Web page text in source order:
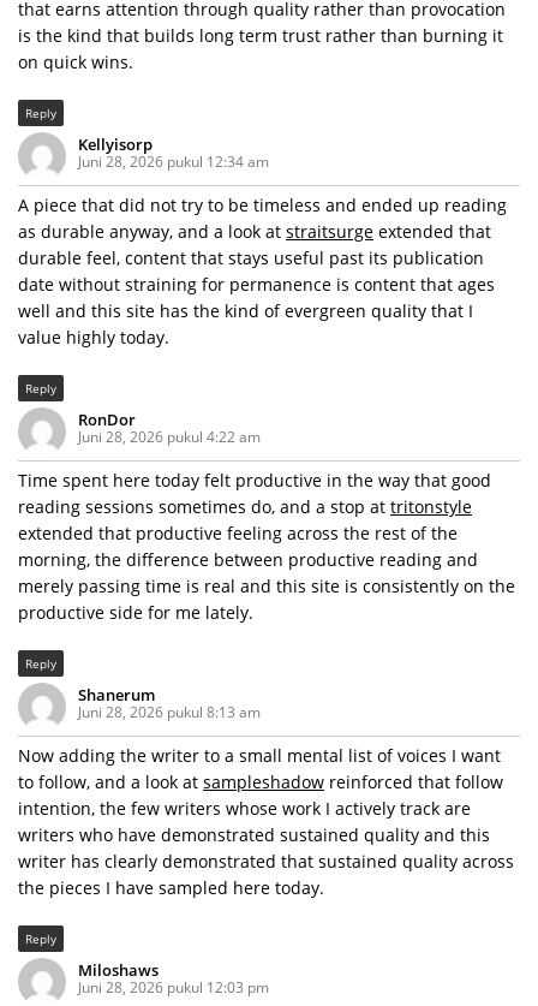
that earns attention through quality rather than provocation
is the kind that builds long term trust rather than burning it
on quick wins.
Reply
Kellyisorp
Juni 28, 2026 pukul 12:34 am
A piece that did not try to be timeless and ended up reading
as durable anyway, and a look at straitsurge extended that
durable feel, content that stays useful past its publication
date without straining for permanence is content that ages
well and this site has the kind of evergreen quality that I
value highly today.
Reply
RonDor
Juni 28, 2026 pukul 4:22 am
Time spent here today felt productive in the way that good
reading sessions sometimes do, and a stop at tritonstyle
extended that productive feeling across the rest of the
morning, the difference between productive reading and
merely passing time is real and this site is consistently on the
productive side for me lately.
Reply
Shanerum
Juni 28, 2026 pukul 8:13 am
Now adding the writer to a small mental list of voices I want
to follow, and a look at sampleshadow reinforced that follow
intention, the few writers whose work I actively track are
writers who have demonstrated sustained quality and this
writer has clearly demonstrated that sustained quality across
the pieces I have sampled here today.
Reply
Miloshaws
Juni 28, 2026 pukul 12:03 pm